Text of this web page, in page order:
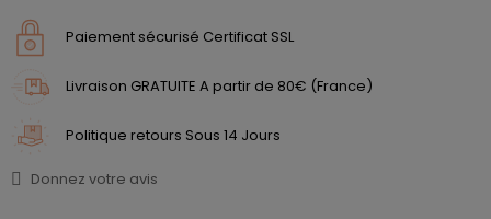
Paiement sécurisé Certificat SSL
Livraison GRATUITE A partir de 80€ (France)
Politique retours Sous 14 Jours
Donnez votre avis